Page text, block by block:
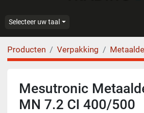
Selecteer uw taal
Producten Verpakking
Mesutronic
MN 7.2 CI 400/500